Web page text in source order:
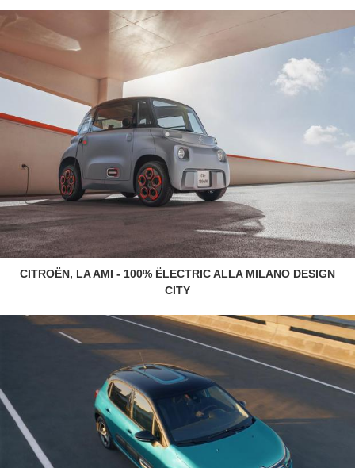
CITROËN, LA AMI - 100% ËLECTRIC ALLA MILANO DESIGN
CITY